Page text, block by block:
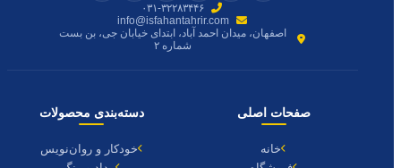
۰۳۱-۳۲۲۸۳۴۴۶
info@isfahantahrir.com
اصفهان، میدان احمد آباد، ابتدای خیابان جی، بن بست
شماره ۲
صفحات اصلی
خانه
دسته‌بندی محصولات
خودکار و روان‌نویس